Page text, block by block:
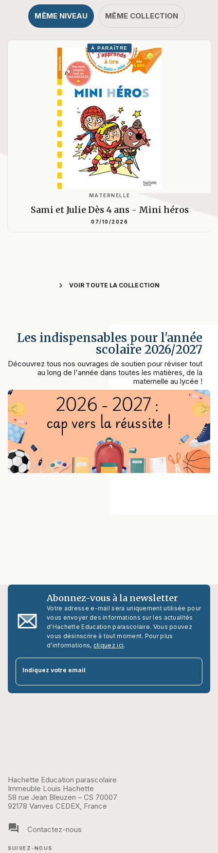
MÊME NIVEAU MÊME COLLECTION
À PARAÎTRE
MATERNELLE
Sami et Julie Dès 4 ans - Mini héros
07/10/2026
chevron_right VOIR TOUTE LA COLLECTION
Les indispensables pour l'année
scolaire 2026/2027
Découvrez tous nos ouvrages de soutien pour réviser tout
au long de l'année dans toutes les matières, de la
maternelle au lycée !
Abonnez-vous à la newsletter
Votre adresse e-mail sera uniquement utilisée pour
vous envoyer des informations sur les actualités
d'Hachette Education parascolaire. Vous pouvez
vous désinscrire à tout moment. Pour plus
d’informations, cliquez ici.
Indiquez votre email
Hachette Education parascolaire
Immeuble Louis Hachette
58 rue Jean Bleuzen – CS 70007
92178 Vanves CEDEX, France
question_answer Contactez-nous
SUIVEZ-NOUS